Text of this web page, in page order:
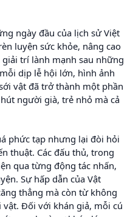
ngày đầu của lịch sử Việt
luyện sức khỏe, nâng cao
trí lành mạnh sau những
dịp lễ hội lớn, hình ảnh
vật đã trở thành một phần
người già, trẻ nhỏ mà cả
phức tạp nhưng lại đòi hỏi
thuật. Các đấu thủ, trong
qua từng động tác nhấn,
Sự hấp dẫn của Vật
thẳng mà còn từ không
Đối với khán giả, mỗi cú